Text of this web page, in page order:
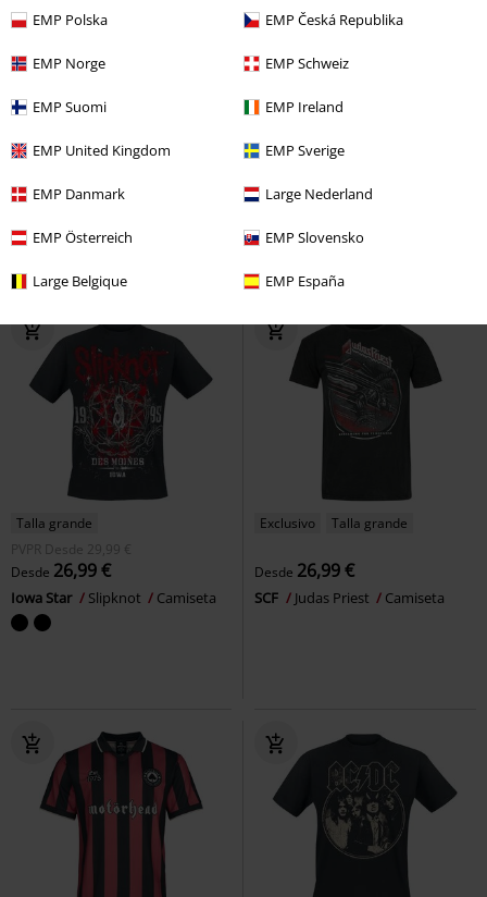
EMP Polska EMP Česká Republika
EMP Norge EMP Schweiz
EMP Suomi EMP Ireland
EMP United Kingdom EMP Sverige
EMP Danmark Large Nederland
EMP Österreich EMP Slovensko
Large Belgique EMP España
Talla grande
Desde26,99 €
Angels Lie
Premium
26,99 €
1946
Talla grande
PVPR
Desde 29,99 €
Desde 26,99 €
Iowa Star Slipknot Camiseta
Exclusivo Talla grande
Desde 26,99 €
SCF Judas Priest Camiseta